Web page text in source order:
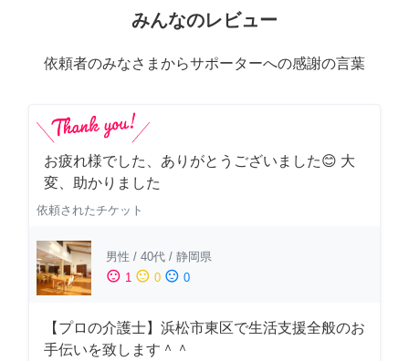
みんなのレビュー
依頼者のみなさまからサポーターへの感謝の言葉
お疲れ様でした、ありがとうございました😊 大
変、助かりました
依頼されたチケット
男性 / 40代 / 静岡県
sentiment_satisfied 1 sentiment_neutral 0 sentiment_dissatisfied 0
【プロの介護士】浜松市東区で生活支援全般のお
手伝いを致します＾＾